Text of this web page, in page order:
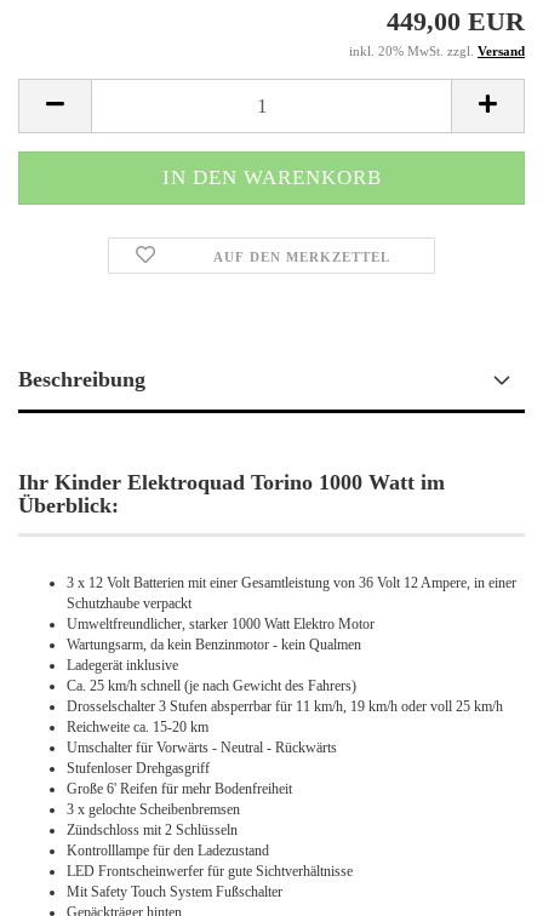
449,00 EUR
inkl. 20% MwSt. zzgl. Versand
AUF DEN MERKZETTEL
Beschreibung
Ihr Kinder Elektroquad Torino 1000 Watt im
Überblick:
3 x 12 Volt Batterien mit einer Gesamtleistung von 36 Volt 12 Ampere, in einer
Schutzhaube verpackt
Umweltfreundlicher, starker 1000 Watt Elektro Motor
Wartungsarm, da kein Benzinmotor - kein Qualmen
Ladegerät inklusive
Ca. 25 km/h schnell (je nach Gewicht des Fahrers)
Drosselschalter 3 Stufen absperrbar für 11 km/h, 19 km/h oder voll 25 km/h
Reichweite ca. 15-20 km
Umschalter für Vorwärts - Neutral - Rückwärts
Stufenloser Drehgasgriff
Große 6' Reifen für mehr Bodenfreiheit
3 x gelochte Scheibenbremsen
Zündschloss mit 2 Schlüsseln
Kontrolllampe für den Ladezustand
LED Frontscheinwerfer für gute Sichtverhältnisse
Mit Safety Touch System Fußschalter
Gepäckträger hinten